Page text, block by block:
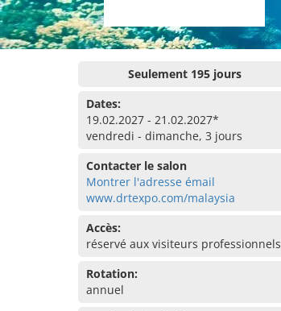
Seulement 195 jours
Dates:
19.02.2027 - 21.02.2027*
vendredi - dimanche, 3 jours
Contacter le salon
Montrer l'adresse émail
www.drtexpo.com/malaysia
Accès:
réservé aux visiteurs professionnels
Rotation:
annuel